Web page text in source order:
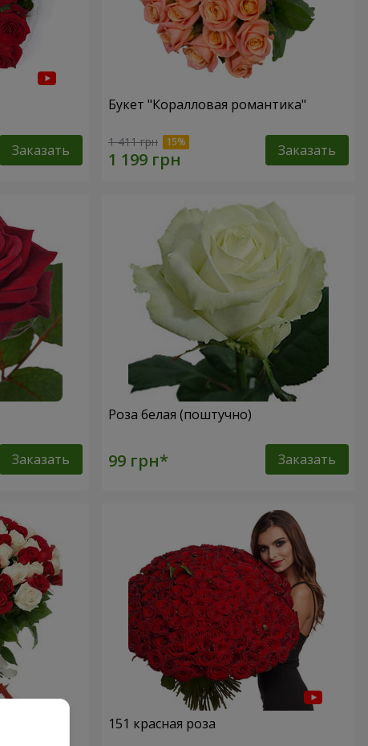
Заказать
Букет "Коралловая романтика"
1 411 грн Заказать
Заказать
Роза белая (поштучно)
Заказать
151 красная роза